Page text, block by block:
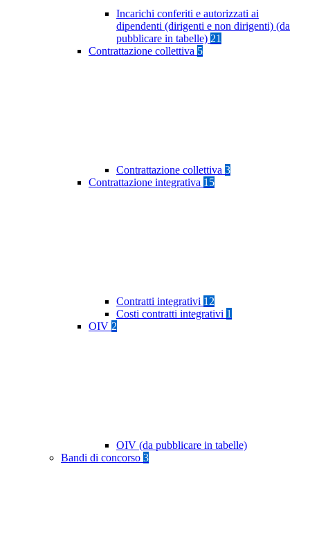
Incarichi conferiti e autorizzati ai
dipendenti (dirigenti e non dirigenti) (da
pubblicare in tabelle) 21
Contrattazione collettiva 5
Contrattazione collettiva 3
Contrattazione integrativa 15
Contratti integrativi 12
Costi contratti integrativi 1
OIV 2
OIV (da pubblicare in tabelle)
Bandi di concorso 3